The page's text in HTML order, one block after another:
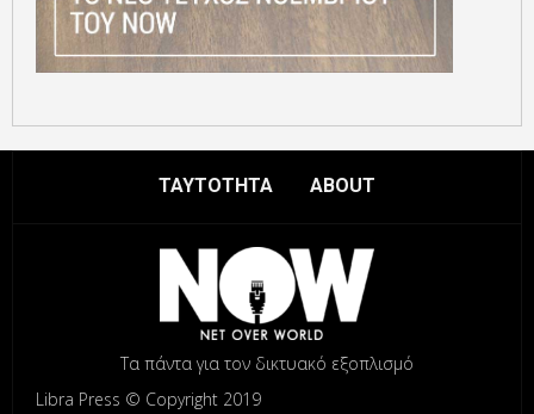
ΤΑΥΤΟΤΗΤΑ ABOUT
Τα πάντα για τον δικτυακό εξοπλισμό
Libra Press © Copyright 2019